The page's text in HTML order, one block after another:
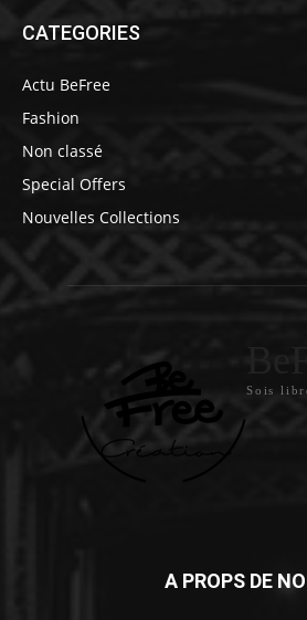
CATEGORIES
Actu BeFree
Fashion
Non classé
Special Offers
Nouvelles Collections
Sois
A PROPS DE